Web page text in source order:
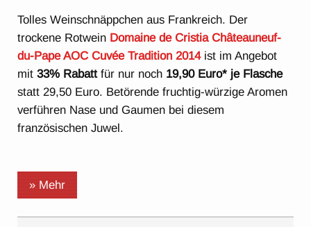
Tolles Weinschnäppchen aus Frankreich. Der
trockene Rotwein Domaine de Cristia Châteauneuf-
du-Pape AOC Cuvée Tradition 2014ist im Angebot
mit33% Rabattfür nur noch 19,90 Euro* je Flasche
statt 29,50 Euro. Betörende fruchtig-würzige Aromen
verführen Nase und Gaumen bei diesem
französischen Juwel.
» Mehr